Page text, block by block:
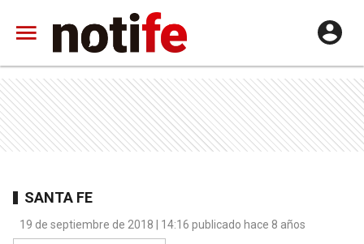
SANTA FE
19 de septiembre de 2018 | 14:16 publicado hace 8 años